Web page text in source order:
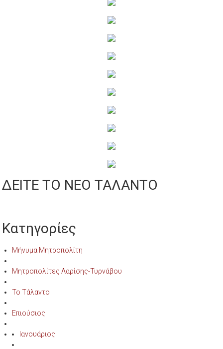
ΔΕΙΤΕ ΤΟ ΝΕΟ ΤΑΛΑΝΤΟ
Κατηγορίες
Μήνυμα Μητροπολίτη
Μητροπολίτες Λαρίσης-Τυρνάβου
Το Τάλαντο
Επιούσιος
Ιανουάριος